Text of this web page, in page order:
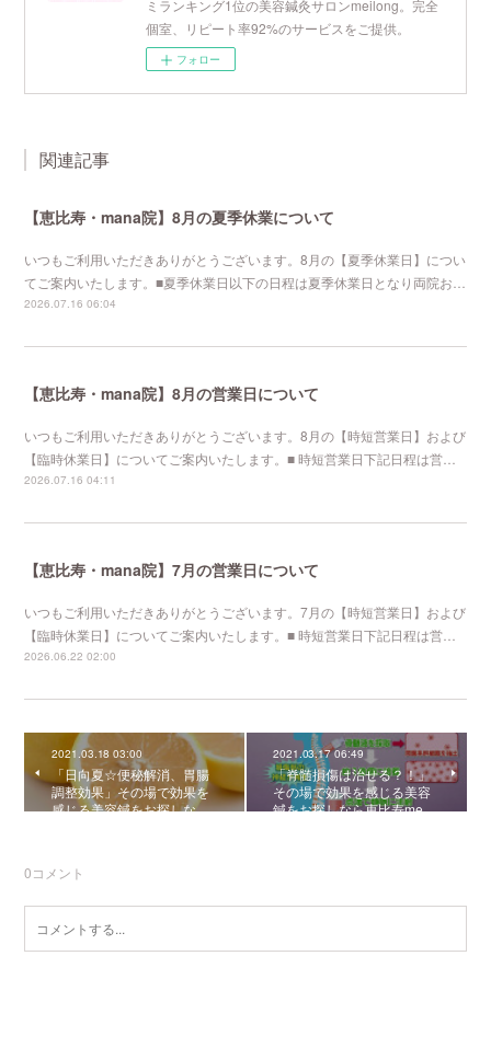
ミランキング1位の美容鍼灸サロンmeilong。完全
個室、リピート率92%のサービスをご提供。
フォロー
関連記事
【恵比寿・mana院】8月の夏季休業について
いつもご利用いただきありがとうございます。8月の【夏季休業日】につい
てご案内いたします。■夏季休業日以下の日程は夏季休業日となり両院お…
2026.07.16 06:04
【恵比寿・mana院】8月の営業日について
いつもご利用いただきありがとうございます。8月の【時短営業日】および
【臨時休業日】についてご案内いたします。■ 時短営業日下記日程は営…
2026.07.16 04:11
【恵比寿・mana院】7月の営業日について
いつもご利用いただきありがとうございます。7月の【時短営業日】および
【臨時休業日】についてご案内いたします。■ 時短営業日下記日程は営…
2026.06.22 02:00
2021.03.18 03:00
「日向夏☆便秘解消、胃腸
調整効果」その場で効果を
感じる美容鍼をお探しな…
2021.03.17 06:49
「脊髄損傷は治せる？！」
その場で効果を感じる美容
鍼をお探しなら恵比寿me…
0コメント